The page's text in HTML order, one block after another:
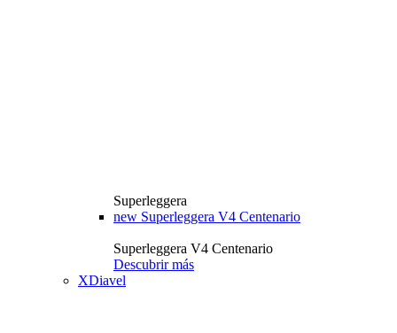
Superleggera
new Superleggera V4 Centenario
Superleggera V4 Centenario
Descubrir más
XDiavel